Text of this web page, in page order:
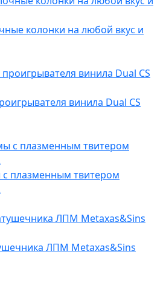
колонки на любой вкус и
винила Dual CS
плазменным твитером
ЛПМ Metaxas&Sins